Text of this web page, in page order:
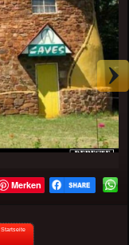
Merken
Startseite